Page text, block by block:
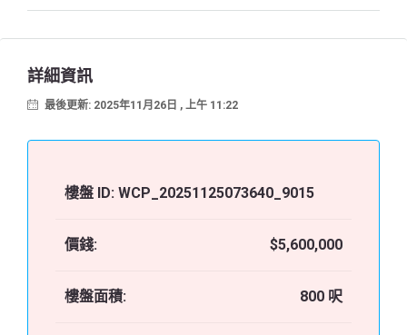
詳細資訊
最後更新: 2025年11月26日 , 上午 11:22
樓盤 ID: WCP_20251125073640_9015
價錢: $5,600,000
樓盤面積: 800 呎